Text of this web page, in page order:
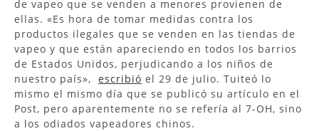
de vapeo que se venden a menores provienen de
ellas. «Es hora de tomar medidas contra los
productos ilegales que se venden en las tiendas de
vapeo y que están apareciendo en todos los barrios
de Estados Unidos, perjudicando a los niños de
nuestro país», escribió el 29 de julio. Tuiteó lo
mismo el mismo día que se publicó su artículo en el
Post, pero aparentemente no se refería al 7-OH, sino
a los odiados vapeadores chinos.